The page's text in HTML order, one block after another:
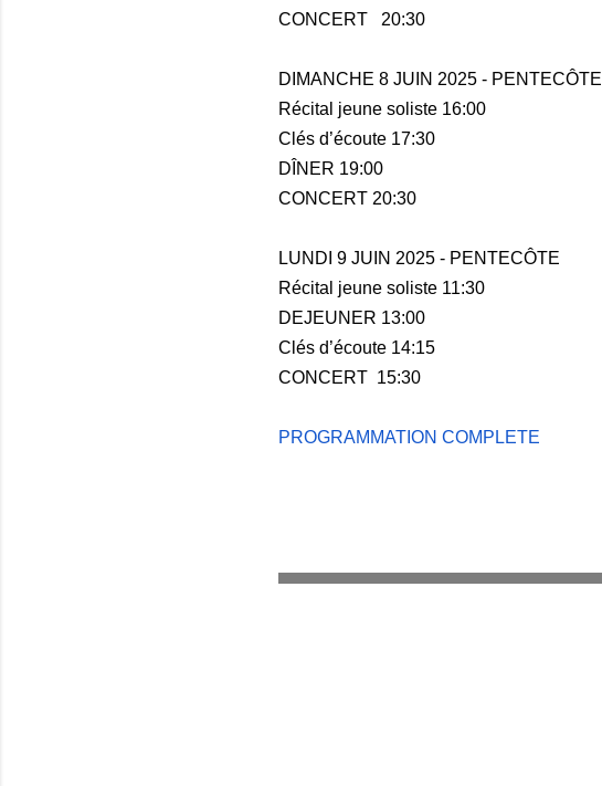
CONCERT
20:30
DIMANCHE 8 JUIN 2025 - PENTECÔTE
Récital jeune soliste 16:00
Clés d’écoute 17:30
DÎNER 19:00
CONCERT 20:30
LUNDI 9 JUIN 2025 - PENTECÔTE
Récital jeune soliste 11:30
DEJEUNER 13:00
Clés d’écoute 14:15
CONCERT 15:30
PROGRAMMATION COMPLETE